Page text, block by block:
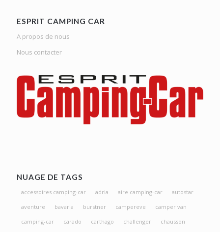
ESPRIT CAMPING CAR
A propos de nous
Nous contacter
NUAGE DE TAGS
accessoires camping-car adria aire camping-car
autostar
aventure
bavaria burstner campereve
camper van
camping-car
carado carthago challenger
chausson